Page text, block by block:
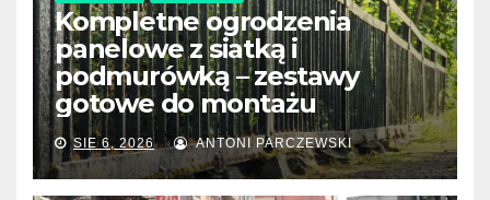
Kompletne ogrodzenia
panelowe z siatką i
podmurówką – zestawy
gotowe do montażu
SIE 6, 2026 ANTONI PARCZEWSKI